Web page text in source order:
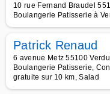
10 rue Fernand Braudel
Boulangerie Patisserie à
Patrick Renaud
6 avenue Metz 55100
Boulangerie Patisserie,
gratuite sur 10 km, Salad